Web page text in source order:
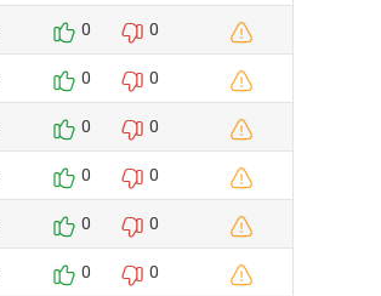
0 0
0 0
0 0
0 0
0 0
0 0